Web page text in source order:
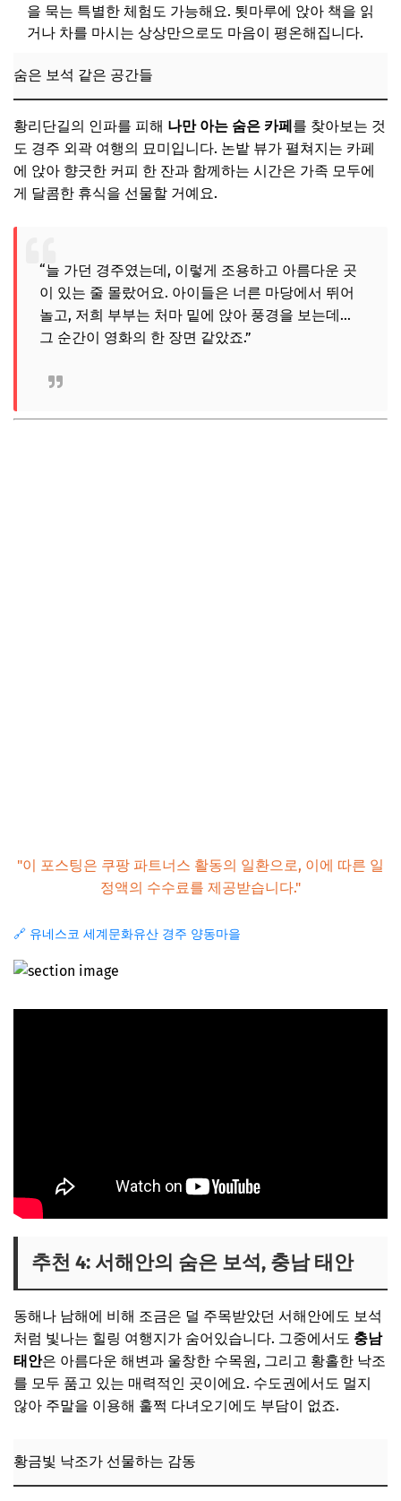
을 묵는 특별한 체험도 가능해요. 툇마루에 앉아 책을 읽
거나 차를 마시는 상상만으로도 마음이 평온해집니다.
숨은 보석 같은 공간들
황리단길의 인파를 피해 나만 아는 숨은 카페 를 찾아보는 것
도 경주 외곽 여행의 묘미입니다. 논밭 뷰가 펼쳐지는 카페
에 앉아 향긋한 커피 한 잔과 함께하는 시간은 가족 모두에
게 달콤한 휴식을 선물할 거예요.
“늘 가던 경주였는데, 이렇게 조용하고 아름다운 곳
이 있는 줄 몰랐어요. 아이들은 너른 마당에서 뛰어
놀고, 저희 부부는 처마 밑에 앉아 풍경을 보는데…
그 순간이 영화의 한 장면 같았죠.”
"이 포스팅은 쿠팡 파트너스 활동의 일환으로, 이에 따른 일
정액의 수수료를 제공받습니다."
🔗 유네스코 세계문화유산 경주 양동마을
추천 4: 서해안의 숨은 보석, 충남 태안
동해나 남해에 비해 조금은 덜 주목받았던 서해안에도 보석
처럼 빛나는 힐링 여행지가 숨어있습니다. 그중에서도 충남
태안은 아름다운 해변과 울창한 수목원, 그리고 황홀한 낙조
를 모두 품고 있는 매력적인 곳이에요. 수도권에서도 멀지
않아 주말을 이용해 훌쩍 다녀오기에도 부담이 없죠.
황금빛 낙조가 선물하는 감동